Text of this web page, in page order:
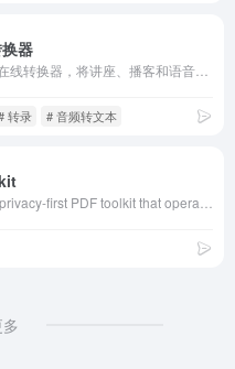
器
转录 # 音频转文本